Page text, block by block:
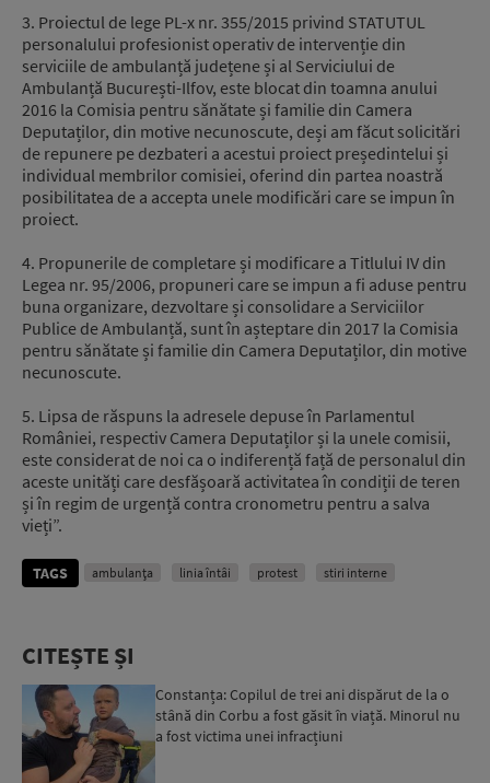
3. Proiectul de lege PL-x nr. 355/2015 privind STATUTUL
personalului profesionist operativ de intervenție din
serviciile de ambulanță județene și al Serviciului de
Ambulanță București-Ilfov, este blocat din toamna anului
2016 la Comisia pentru sănătate și familie din Camera
Deputaților, din motive necunoscute, deși am făcut solicitări
de repunere pe dezbateri a acestui proiect președintelui și
individual membrilor comisiei, oferind din partea noastră
posibilitatea de a accepta unele modificări care se impun în
proiect.
4. Propunerile de completare și modificare a Titlului IV din
Legea nr. 95/2006, propuneri care se impun a fi aduse pentru
buna organizare, dezvoltare și consolidare a Serviciilor
Publice de Ambulanță, sunt în așteptare din 2017 la Comisia
pentru sănătate și familie din Camera Deputaților, din motive
necunoscute.
5. Lipsa de răspuns la adresele depuse în Parlamentul
României, respectiv Camera Deputaților și la unele comisii,
este considerat de noi ca o indiferență față de personalul din
aceste unități care desfășoară activitatea în condiții de teren
și în regim de urgență contra cronometru pentru a salva
vieți”.
TAGS ambulanţa linia întâi protest stiri interne
CITEȘTE ȘI
Constanța: Copilul de trei ani dispărut de la o
stână din Corbu a fost găsit în viață. Minorul nu
a fost victima unei infracțiuni